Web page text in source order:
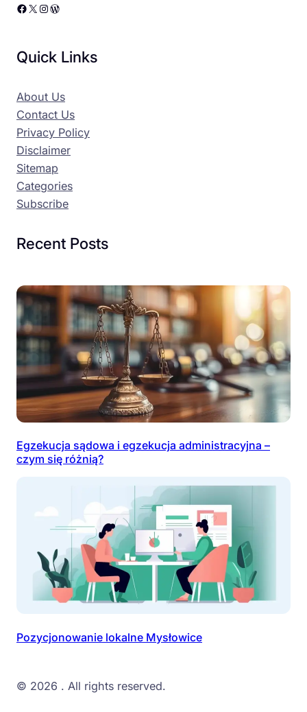
Facebook X Instagram WordPress
Quick Links
About Us
Contact Us
Privacy Policy
Disclaimer
Sitemap
Categories
Subscribe
Recent Posts
Egzekucja sądowa i egzekucja administracyjna –
czym się różnią?
Pozycjonowanie lokalne Mysłowice
© 2026 . All rights reserved.